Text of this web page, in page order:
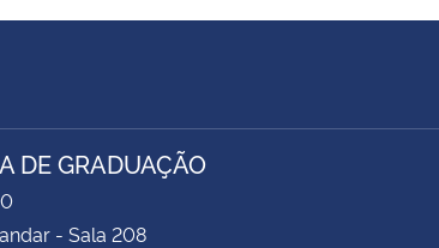
DE GRADUAÇÃO
- Sala 208